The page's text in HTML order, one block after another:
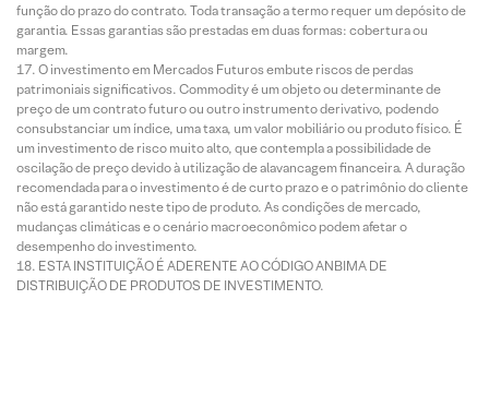
função do prazo do contrato. Toda transação a termo requer um depósito de
garantia. Essas garantias são prestadas em duas formas: cobertura ou
margem.
O investimento em Mercados Futuros embute riscos de perdas
patrimoniais significativos. Commodity é um objeto ou determinante de
preço de um contrato futuro ou outro instrumento derivativo, podendo
consubstanciar um índice, uma taxa, um valor mobiliário ou produto físico. É
um investimento de risco muito alto, que contempla a possibilidade de
oscilação de preço devido à utilização de alavancagem financeira. A duração
recomendada para o investimento é de curto prazo e o patrimônio do cliente
não está garantido neste tipo de produto. As condições de mercado,
mudanças climáticas e o cenário macroeconômico podem afetar o
desempenho do investimento.
ESTA INSTITUIÇÃO É ADERENTE AO CÓDIGO ANBIMA DE
DISTRIBUIÇÃO DE PRODUTOS DE INVESTIMENTO.